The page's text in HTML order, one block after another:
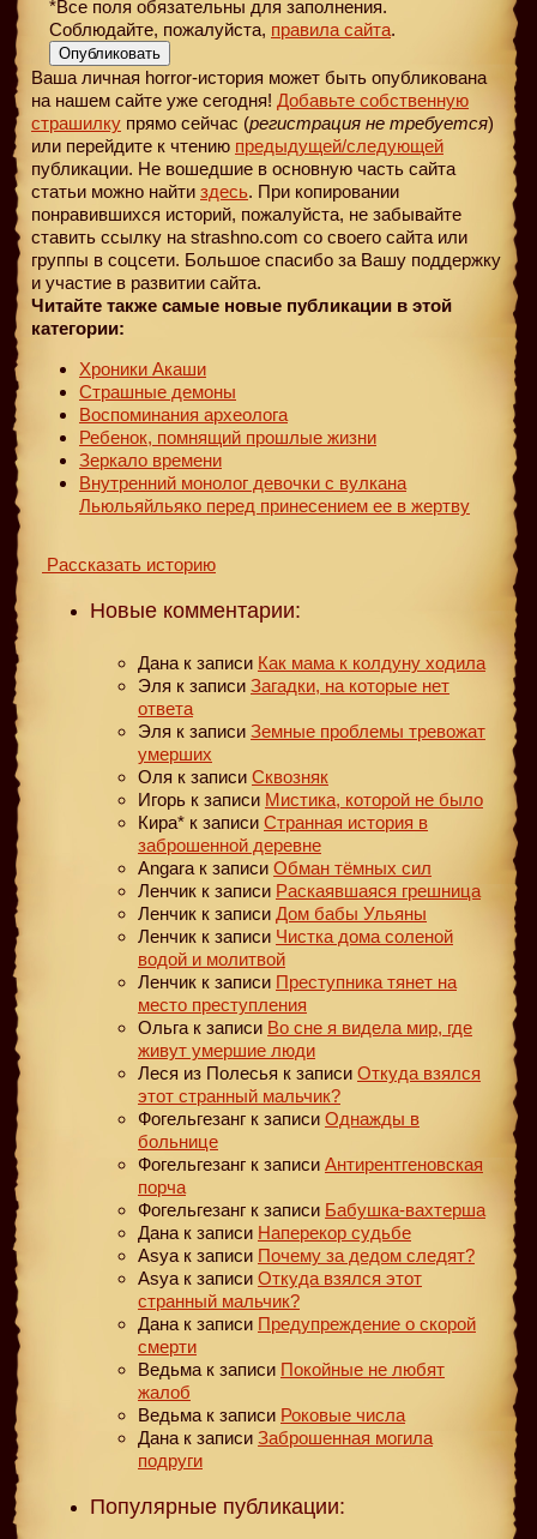
*Все поля обязательны для заполнения.
Соблюдайте, пожалуйста, правила сайта.
Опубликовать
Ваша личная horror-история может быть опубликована
на нашем сайте уже сегодня! Добавьте собственную
страшилку прямо сейчас (регистрация не требуется)
или перейдите к чтению предыдущей/следующей
публикации. Не вошедшие в основную часть сайта
статьи можно найти здесь. При копировании
понравившихся историй, пожалуйста, не забывайте
ставить ссылку на strashno.com со своего сайта или
группы в соцсети. Большое спасибо за Вашу поддержку
и участие в развитии сайта.
Читайте также самые новые публикации в этой
категории:
Хроники Акаши
Страшные демоны
Воспоминания археолога
Ребенок, помнящий прошлые жизни
Зеркало времени
Внутренний монолог девочки с вулкана
Льюльяйльяко перед принесением ее в жертву
Рассказать историю
Новые комментарии:
Дана к записи Как мама к колдуну ходила
Эля к записи Загадки, на которые нет
ответа
Эля к записи Земные проблемы тревожат
умерших
Оля к записи Сквозняк
Игорь к записи Мистика, которой не было
Кира* к записи Странная история в
заброшенной деревне
Angara к записи Обман тёмных сил
Ленчик к записи Раскаявшаяся грешница
Ленчик к записи Дом бабы Ульяны
Ленчик к записи Чистка дома соленой
водой и молитвой
Ленчик к записи Преступника тянет на
место преступления
Ольга к записи Во сне я видела мир, где
живут умершие люди
Леся из Полесья к записи Откуда взялся
этот странный мальчик?
Фогельгезанг к записи Однажды в
больнице
Фогельгезанг к записи Антирентгеновская
порча
Фогельгезанг к записи Бабушка-вахтерша
Дана к записи Наперекор судьбе
Asya к записи Почему за дедом следят?
Asya к записи Откуда взялся этот
странный мальчик?
Дана к записи Предупреждение о скорой
смерти
Ведьма к записи Покойные не любят
жалоб
Ведьма к записи Роковые числа
Дана к записи Заброшенная могила
подруги
Популярные публикации: